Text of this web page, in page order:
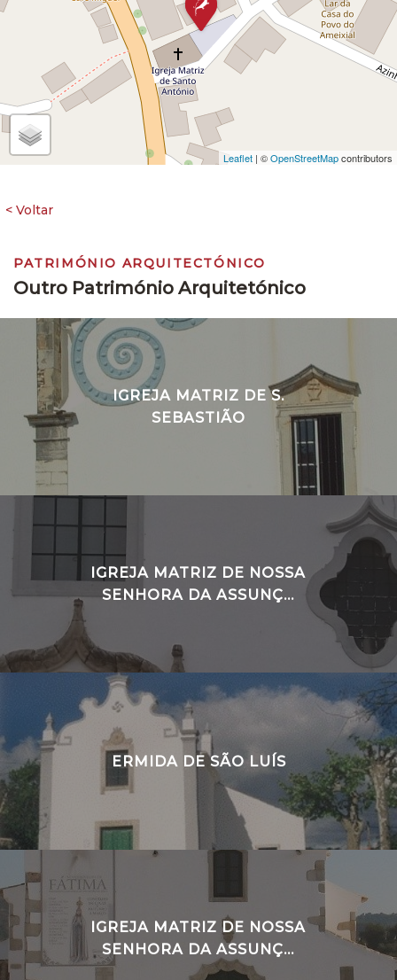
Leaflet | ©OpenStreetMapcontributors
PATRIMÓNIO ARQUITECTÓNICO
Outro Património Arquitetónico
IGREJA MATRIZ DE S.
SEBASTIÃO
IGREJA MATRIZ DE NOSSA
SENHORA DA ASSUNÇ...
ERMIDA DE SÃO LUÍS
IGREJA MATRIZ DE NOSSA
SENHORA DA ASSUNÇ...